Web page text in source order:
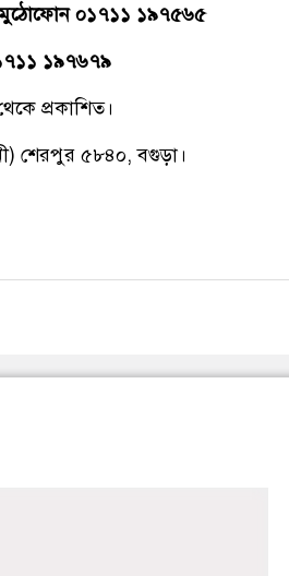
০১৭১১ ১৯৭৫৬৫
১৯৭৬৭৯
প্রকাশিত।
শেরপুর ৫৮৪০, বগুড়া।